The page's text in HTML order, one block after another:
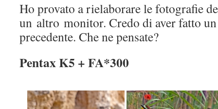
Ho provato a rielaborare le fotografie
un altro monitor. Credo di aver fatto
precedente. Che ne pensate?
Pentax K5 + FA*300